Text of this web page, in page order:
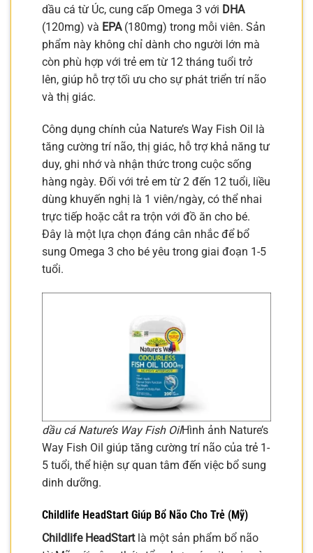
dầu cá từ Úc, cung cấp Omega 3 với DHA
(120mg) và EPA(180mg) trong mỗi viên. Sản
phẩm này không chỉ dành cho người lớn mà
còn phù hợp với trẻ em từ 12 tháng tuổi trở
lên, giúp hỗ trợ tối ưu cho sự phát triển trí não
và thị giác.
Công dụng chính của Nature’s Way Fish Oil là
tăng cường trí não, thị giác, hỗ trợ khả năng tư
duy, ghi nhớ và nhận thức trong cuộc sống
hàng ngày. Đối với trẻ em từ 2 đến 12 tuổi, liều
dùng khuyến nghị là 1 viên/ngày, có thể nhai
trực tiếp hoặc cắt ra trộn với đồ ăn cho bé.
Đây là một lựa chọn đáng cân nhắc để bổ
sung Omega 3 cho bé yêu trong giai đoạn 1-5
tuổi.
dầu cá Nature’s Way Fish OilHình ảnh Nature’s
Way Fish Oil giúp tăng cường trí não của trẻ 1-
5 tuổi, thể hiện sự quan tâm đến việc bổ sung
dinh dưỡng.
Childlife HeadStart Giúp Bổ Não Cho Trẻ (Mỹ)
Childlife HeadStartlà một sản phẩm bổ não